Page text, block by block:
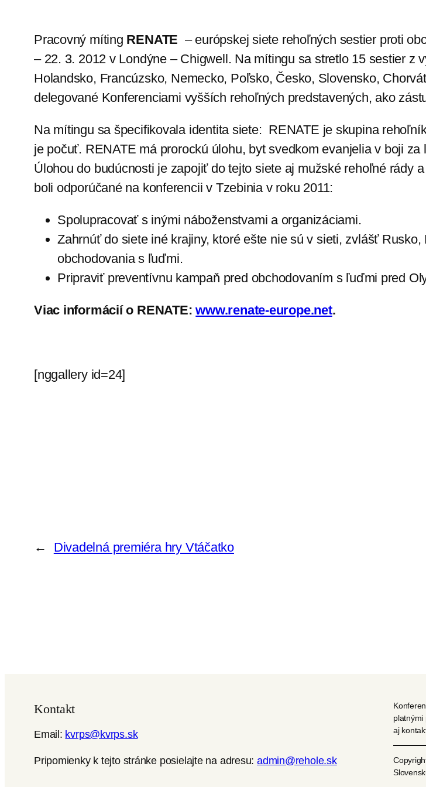
Pracovný míting RENATE – európskej siete rehoľných sestier proti
– 22. 3. 2012 v Londýne – Chigwell. Na mítingu sa stretlo 15 sestier
Holandsko, Francúzsko, Nemecko, Poľsko, Česko, Slovensko,
delegované Konferenciami vyšších rehoľných predstavených, ako
Na mítingu sa špecifikovala identita siete: RENATE je skupina
je počuť. RENATE má prorockú úlohu, byt svedkom evanjelia v boji
Úlohou do budúcnosti je zapojiť do tejto siete aj mužské rehoľné rády
boli odporúčané na konferencii v Tzebinia v roku 2011:
Spolupracovať s inými náboženstvami a organizáciami.
Zahrnúť do siete iné krajiny, ktoré ešte nie sú v sieti, zvlášť
obchodovania s ľuďmi.
Pripraviť preventívnu kampaň pred obchodovaním s ľuďmi pred
Viac informácií o RENATE:www.renate-europe.net.
[nggallery id=24]
← Divadelná premiéra hry Vtáčatko
Kontakt
Email: kvrps@kvrps.sk
Pripomienky k tejto stránke posielajte na adresu: admin@rehole.sk
platnými
aj